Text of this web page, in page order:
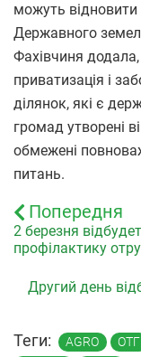
можуть
Державного
Фахівчиня
приватизація і
ділянок, які є
громад утворені
обмежені
питань.
Попередня
2 березня
профілактику
Другий день
Теги: AGRO ОТГ